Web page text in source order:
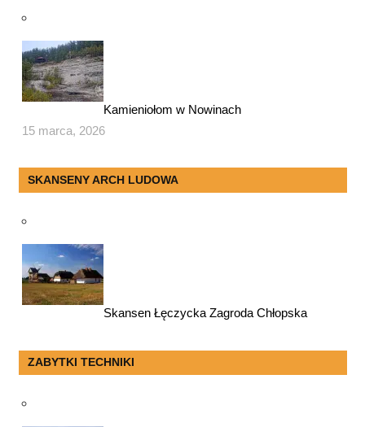
Kamieniołom w Nowinach
15 marca, 2026
SKANSENY ARCH LUDOWA
Skansen Łęczycka Zagroda Chłopska
ZABYTKI TECHNIKI